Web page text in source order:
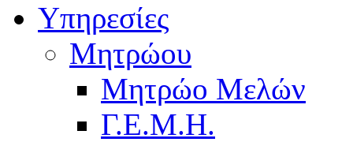
Υπηρεσίες
Μητρώου
Μητρώο Μελών
Γ.Ε.Μ.Η.